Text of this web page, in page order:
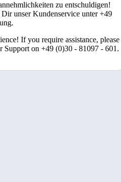
zu entschuldigen!
unser Kundenservice unter +49
If you require assistance, please
Support on +49 (0)30 - 81097 - 601.